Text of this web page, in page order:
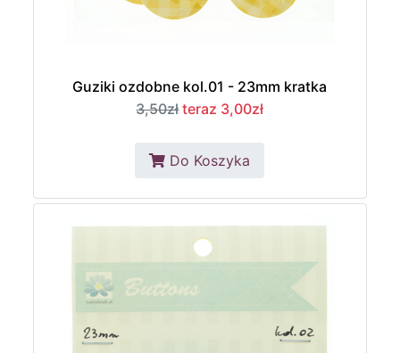
Guziki ozdobne kol.01 - 23mm kratka
3,50zł teraz 3,00zł
Do Koszyka